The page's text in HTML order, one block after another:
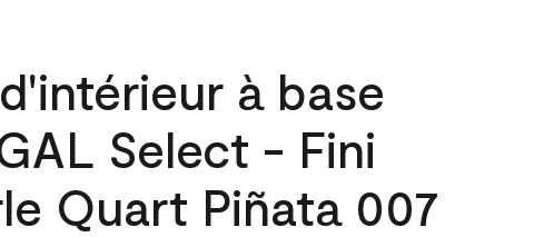
à base
Select - Fini
Quart Piñata 007